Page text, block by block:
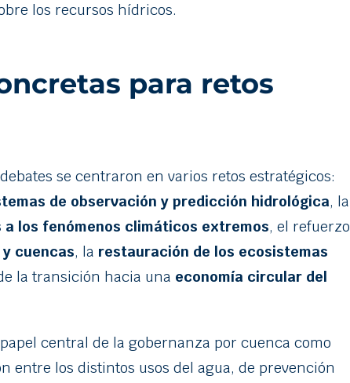
los recursos hídricos.
para retos
se centraron en varios retos estratégicos:
de observación y predicción hidrológica, la
los fenómenos climáticos extremos, el refuerzo
cuencas, la restauración de los ecosistemas
la transición hacia una economía circular del
central de la gobernanza por cuenca como
entre los distintos usos del agua, de prevención